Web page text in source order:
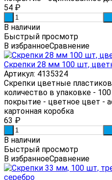
54 ₽
В наличии
Быстрый просмотр
В избранноеСравнение
Скрепки 28 мм 100 шт,
Артикул: 4135324
Скрепки цветные
количество в упаковке -
покрытие - цветное цвет -
картонная коробка
63 ₽
В наличии
Быстрый просмотр
В избранноеСравнение